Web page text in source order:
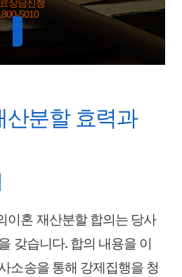
상담신청
5010
산분할 효력과
이혼 재산분할 합의는 당사
갖습니다. 합의 내용을 이
소송을 통해 강제집행을 청